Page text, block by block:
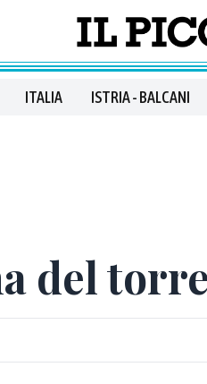
ITALIA ISTRIA - BALCANI
del